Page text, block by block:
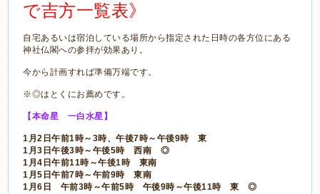
で吉方一覧表》
自宅あるいは宿泊している場所から指定された日時の各方位にある
神社仏閣への参拝が効果あり。
今から計画すれば準備万端です。
※◎はとくにお薦めです。
【本命星 一白水星】
1月2日午前1時～3時、午後7時～午後9時 東
1月3日午後3時～午後5時 西南 ◎
1月4日午前11時～午後1時 東南
1月5日午前7時～午前9時 東南
1月6日 午前3時～午前5時 午後9時～午後11時 東 ◎